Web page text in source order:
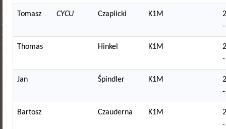
Tomasz CYCU Czaplicki K1M
Thomas Hinkel K1M
Jan Špindler K1M
Bartosz Czauderna K1M